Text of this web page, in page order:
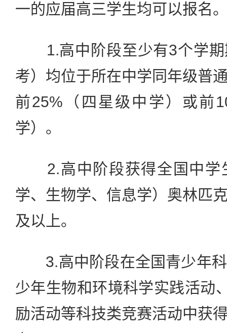
一的应届高三学生均可以报名
1.高中阶段至少有3个学期
考）均位于所在中学同年级普
前25%（四星级中学）或前
学）。
2.高中阶段获得全国中学
学、生物学、信息学）奥林匹
及以上。
3.高中阶段在全国青少年科
少年生物和环境科学实践活动
励活动等科技类竞赛活动中获